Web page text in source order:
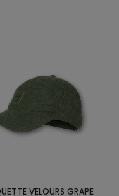
VELOURS GRAPE